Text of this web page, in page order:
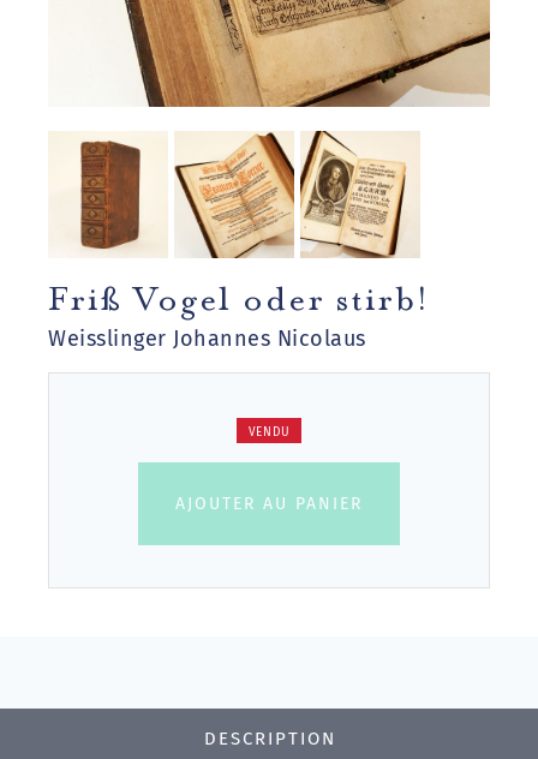
Friß Vogel oder stirb!
Weisslinger Johannes Nicolaus
VENDU
AJOUTER AU PANIER
DESCRIPTION